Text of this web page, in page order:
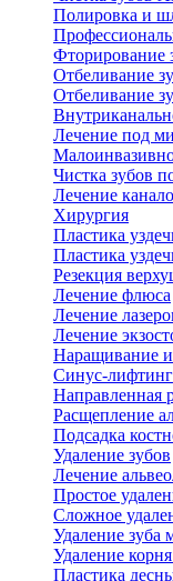
Полировка и
Фторирование
Отбеливание
Отбеливание
Лечение под
Чистка зубов
Лечение
Хирургия
Пластика
Пластика
Резекция
Лечение флюса
Лечение
Лечение
Наращивание и
Синус-лифтинг
Направленная
Расщепление
Подсадка
Удаление зубов
Лечение
Простое
Сложное
Удаление зуба
Удаление корня
Пластика